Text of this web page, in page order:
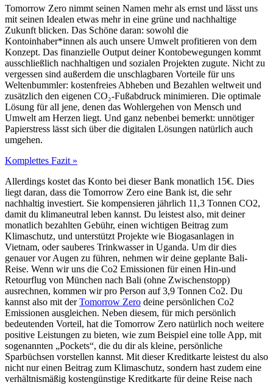
Tomorrow Zero nimmt seinen Namen mehr als ernst und lässt uns
mit seinen Idealen etwas mehr in eine grüne und nachhaltige
Zukunft blicken. Das Schöne daran: sowohl die
Kontoinhaber*innen als auch unsere Umwelt profitieren von dem
Konzept. Das finanzielle Output deiner Kontobewegungen kommt
ausschließlich nachhaltigen und sozialen Projekten zugute. Nicht zu
vergessen sind außerdem die unschlagbaren Vorteile für uns
Weltenbummler: kostenfreies Abheben und Bezahlen weltweit und
zusätzlich den eigenen CO₂-Fußabdruck minimieren. Die optimale
Lösung für all jene, denen das Wohlergehen von Mensch und
Umwelt am Herzen liegt. Und ganz nebenbei bemerkt: unnötiger
Papierstress lässt sich über die digitalen Lösungen natürlich auch
umgehen.
Komplettes Fazit »
Allerdings kostet das Konto bei dieser Bank monatlich 15€. Dies
liegt daran, dass die Tomorrow Zero eine Bank ist, die sehr
nachhaltig investiert. Sie kompensieren jährlich 11,3 Tonnen CO2,
damit du klimaneutral leben kannst. Du leistest also, mit deiner
monatlich bezahlten Gebühr, einen wichtigen Beitrag zum
Klimaschutz, und unterstützt Projekte wie Biogasanlagen in
Vietnam, oder sauberes Trinkwasser in Uganda. Um dir dies
genauer vor Augen zu führen, nehmen wir deine geplante Bali-
Reise. Wenn wir uns die Co2 Emissionen für einen Hin-und
Retourflug von München nach Bali (ohne Zwischenstopp)
ausrechnen, kommen wir pro Person auf 3,9 Tonnen Co2. Du
kannst also mit derTomorrow Zero deine persönlichen Co2
Emissionen ausgleichen. Neben diesem, für mich persönlich
bedeutenden Vorteil, hat die Tomorrow Zero natürlich noch weitere
positive Leistungen zu bieten, wie zum Beispiel eine tolle App, mit
sogenannten „Pockets“, die du dir als kleine, persönliche
Sparbüchsen vorstellen kannst. Mit dieser Kreditkarte leistest du also
nicht nur einen Beitrag zum Klimaschutz, sondern hast zudem eine
verhältnismäßig kostengünstige Kreditkarte für deine Reise nach